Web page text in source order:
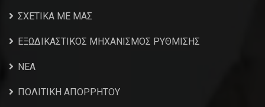
ΣΧΕΤΙΚΑ ΜΕ ΜΑΣ
ΕΞΩΔΙΚΑΣΤΙΚΟΣ ΜΗΧΑΝΙΣΜΟΣ ΡΥΘΜΙΣΗΣ
NEA
ΠΟΛΙΤΙΚΗ ΑΠΟΡΡΗΤΟΥ